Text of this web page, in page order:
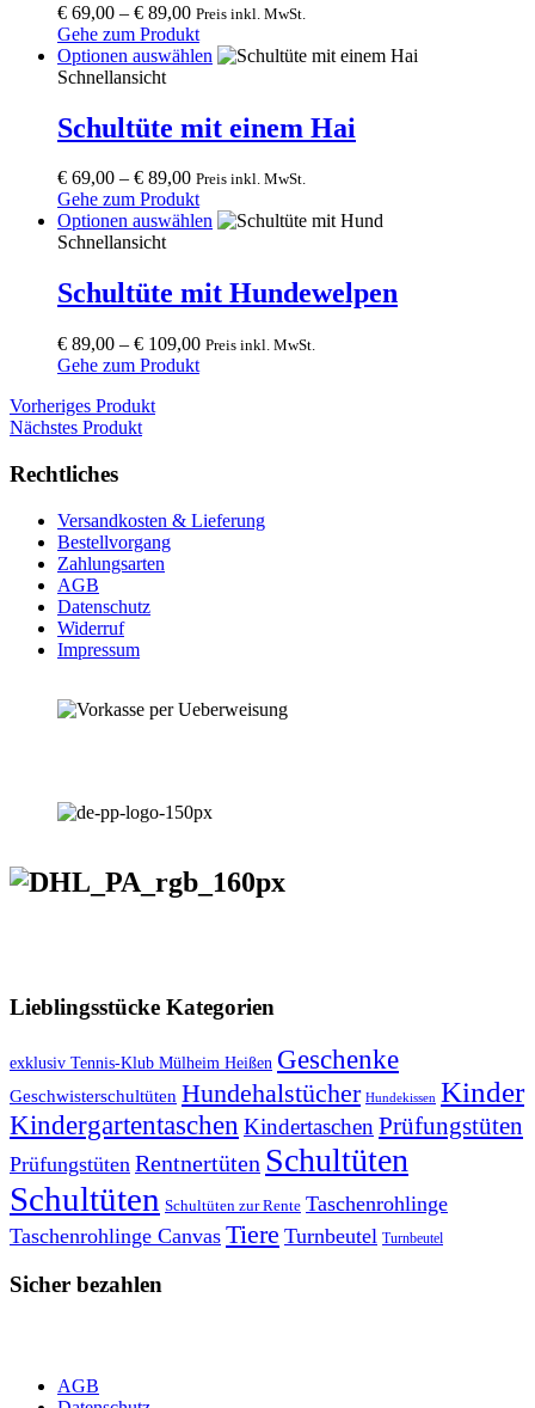
options
be
the
product
€ 69,00 – € 89,00 Preis inkl. MwSt.
Gehe zum Produkt
Optionen auswählen This
multiple
variants.
options
be
the
product
Schnellansicht
Schultüte mit einem Hai
€ 69,00 – € 89,00 Preis inkl. MwSt.
Gehe zum Produkt
Optionen auswählen This
multiple
variants.
options
Schnellansicht
Schultüte mit Hundewelpen
€ 89,00 – € 109,00 Preis inkl. MwSt.
Gehe zum Produkt
Vorheriges Produkt
Nächstes Produkt
Rechtliches
Versandkosten & Lieferung
Bestellvorgang
Zahlungsarten
AGB
Datenschutz
Widerruf
Impressum
Lieblingsstücke Kategorien
exklusiv Tennis-Klub Mülheim Heißen Geschenke
Geschwisterschultüten Hundehalstücher Hundekissen Kinder
Kindergartentaschen Kindertaschen Prüfungstüten
Prüfungstüten Rentnertüten Schultüten
Schultüten Schultüten zur Rente Taschenrohlinge
Taschenrohlinge Canvas Tiere Turnbeutel Turnbeutel
Sicher bezahlen
AGB